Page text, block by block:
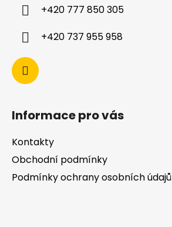
+420 777 850 305
+420 737 955 958
Informace pro vás
Kontakty
Obchodní podmínky
Podmínky ochrany osobních údajů